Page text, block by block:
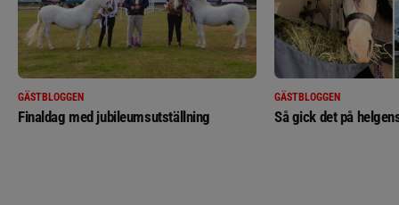
GÄSTBLOGGEN
Finaldag med jubileumsutställning
GÄSTBLOGGEN
Så gick det på